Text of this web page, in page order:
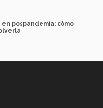
pospandemia: cómo